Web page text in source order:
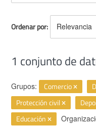
Ordenar por
1 conjunto de
Grupos: Comercio
Protección civil
Educación